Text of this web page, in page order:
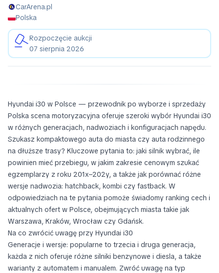
CarArena.pl
Polska
Rozpoczęcie aukcji
07 sierpnia 2026
Hyundai i30 w Polsce — przewodnik po wyborze i sprzedaży
Polska scena motoryzacyjna oferuje szeroki wybór Hyundai i30
w różnych generacjach, nadwoziach i konfiguracjach napędu.
Szukasz kompaktowego auta do miasta czy auta rodzinnego
na dłuższe trasy? Kluczowe pytania to: jaki silnik wybrać, ile
powinien mieć przebiegu, w jakim zakresie cenowym szukać
egzemplarzy z roku 201x–202y, a także jak porównać różne
wersje nadwozia: hatchback, kombi czy fastback. W
odpowiedziach na te pytania pomoże świadomy ranking cech i
aktualnych ofert w Polsce, obejmujących miasta takie jak
Warszawa, Kraków, Wrocław czy Gdańsk.
Na co zwrócić uwagę przy Hyundai i30
Generacje i wersje: popularne to trzecia i druga generacja,
każda z nich oferuje różne silniki benzynowe i diesla, a także
warianty z automatem i manualem. Zwróć uwagę na typ